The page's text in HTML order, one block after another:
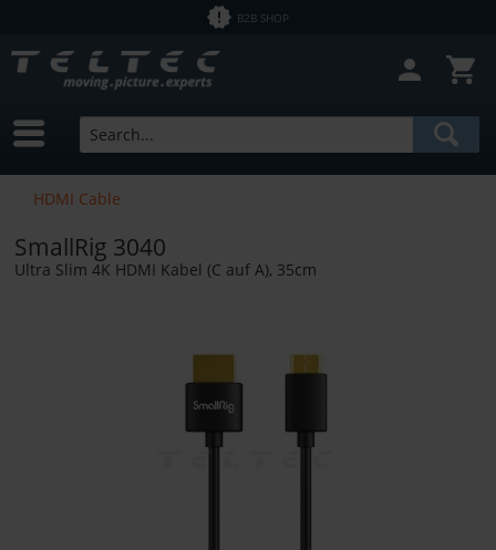
B2B SHOP
HDMI Cable
SmallRig 3040
Ultra Slim 4K HDMI Kabel (C auf A), 35cm